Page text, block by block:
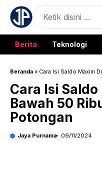
Langsung
Berita Teknologi
Beranda » Cara Isi Saldo Maxim
Cara Isi
Bawah 50
Potongan
Jaya Purnama 09/11/2024